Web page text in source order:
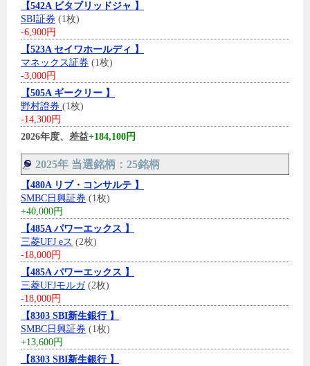
【542A ビタブリッドジャ 】
SBI証券 (1枚)
-6,900円
【523A セイワホールディ 】
マネックス証券 (1枚)
-3,000円
【505A ギークリー 】
野村證券 (1枚)
-14,300円
2026年度、差益+184,100円
2025年 当選銘柄：25銘柄
【480A リブ・コンサルテ 】
SMBC日興証券 (1枚)
+40,000円
【485A パワーエックス 】
三菱UFJ eス (2枚)
-18,000円
【485A パワーエックス 】
三菱UFJモルガ(2枚)
-18,000円
【8303 SBI新生銀行 】
SMBC日興証券 (1枚)
+13,600円
【8303 SBI新生銀行 】